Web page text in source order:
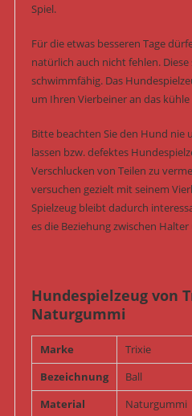
Spiel.
Für die etwas besseren Tage
natürlich auch nicht fehlen.
schwimmfähig. Das
um Ihren Vierbeiner an das
Bitte beachten Sie den Hund nie
lassen bzw. defektes
Verschlucken von Teilen zu
versuchen gezielt mit seinem
Spielzeug bleibt dadurch
es die Beziehung zwischen
Hundespielzeug von
Naturgummi
Marke
Trixie
Bezeichnung
Ball
Material
Naturgummi